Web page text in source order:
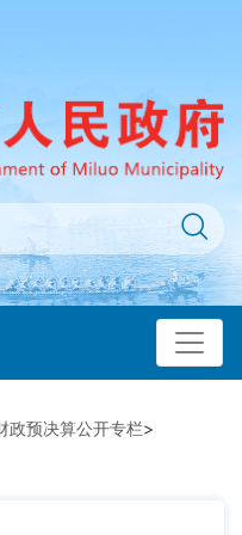
政预决算公开专栏>